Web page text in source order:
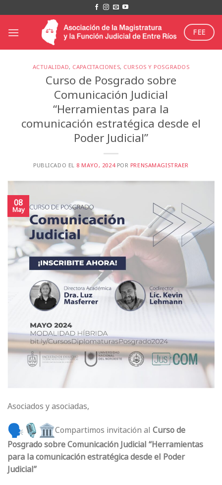
al
contenido
FEE
ACTUALIDAD, CAPACITACIONES, CURSOS Y POSGRADOS
Curso de Posgrado sobre
Comunicación Judicial
“Herramientas para la
comunicación estratégica desde el
Poder Judicial”
PUBLICADO EL 8 MAYO, 2024POR PRENSAMAGISTRAER
08
May
Asociados y asociadas,
Compartimos invitación al Curso de
Posgrado sobre Comunicación Judicial “Herramientas
para la comunicación estratégica desde el Poder
Judicial”